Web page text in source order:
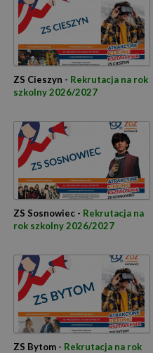
ZS Cieszyn - Rekrutacja na rok
szkolny 2026/2027
ZS Sosnowiec - Rekrutacja na
rok szkolny 2026/2027
ZS Bytom - Rekrutacja na rok